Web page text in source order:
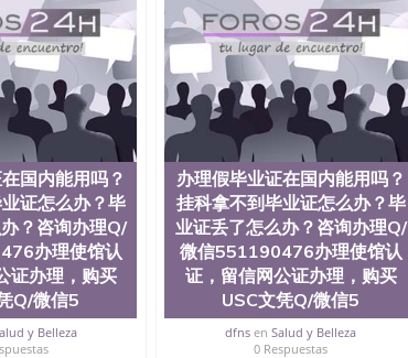
教育学院、工程学院、健康与人类发展学院、信息
学校的教育学院排名在全美前十名，工学院排名在
、硕士及博士学位。学校的专业课程包括：会计
、文学、音乐、生物学、统计学、美术、电子工
生物工程、建筑设计、工商管理、材料科学、机械
科学、心理学、戏剧、市场营销、机械工程、计算
提供相关材料，确定客户办理信息，给出操作方
申请账号，付定金； 4、预约递交时间，公司人员陪
结果书留服直接邮寄给客户 6、客户确认收到结果，
的材料，尺寸大小，防伪结构（包括：水印，阴影
。 文字图案浮雕，激光镭射，紫外荧光，温感，复印
群体的认可，同时和海外学校留学中介， 同时能做
资格证，学生卡，结业证，录取通知书，在读证明
学历文凭的样版，尺寸大小，纸张材质，防伪技术
。 我们的优势： 我们在保证合理定价的同时，坚持
什么是高性价比。 咨询顾问：Sam q/微
教育部认证,录取通知书，雅思，留学回国证明.
国内能用吗？
证怎么办？毕
？咨询办理Q/
办理使馆认
证办理，购买
Q/微信5
y Belleza
办理假毕业证在国内能用吗？
挂科拿不到毕业证怎么办？毕
业证丢了怎么办？咨询办理Q/
微信551190476办理使馆认
证，留信网公证办理，购买
USC文凭Q/微信5
dfns enSalud y Belleza
0 Respuestas